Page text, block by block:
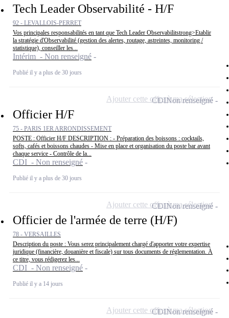
Tech Leader Observabilité - H/F
92 - LEVALLOIS-PERRET
Vos principales responsabilités en tant que Tech Leader Observabilitstrong>Etablir
la stratégie d'Observabilité (gestion des alertes, routage, astreintes, monitoring /
statistique), conseiller les...
Intérim - Non renseigné
Publié il y a plus de 30 jours
Officier H/F
75 - PARIS 1ER ARRONDISSEMENT
POSTE : Officier H/F DESCRIPTION : - Préparation des boissons : cocktails,
softs, cafés et boissons chaudes - Mise en place et organisation du poste bar avant
chaque service - Contrôle de la...
CDI - Non renseigné
Publié il y a plus de 30 jours
CDINon renseigné
Ajouter cette offre à ma sélection
Officier de l'armée de terre (H/F)
78 - VERSAILLES
Description du poste : Vous serez principalement chargé d'apporter votre expertise
juridique (financière, douanière et fiscale) sur tous documents de réglementation. À
ce titre, vous rédigerez les...
CDI - Non renseigné
Publié il y a 14 jours
CDINon renseigné
Ajouter cette offre à ma sélection
CDINon renseigné
Ajouter cette offre à ma sélection